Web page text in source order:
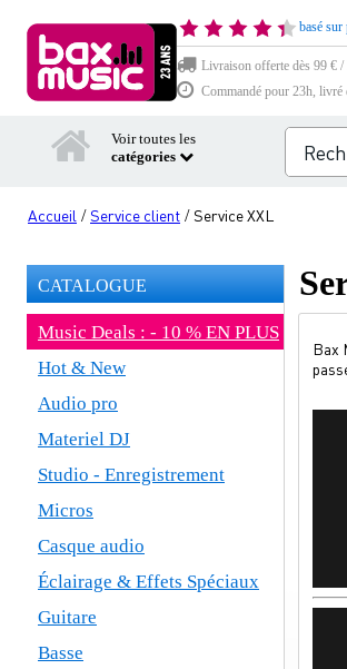
basé
Livraison offerte dès 99 € /
Commandé pour 23h, livré
Voir toutes les
catégories
Accueil /Service client /Service XXL
CATALOGUE
Music Deals : - 10 % EN PLUS
Hot & New
Audio pro
Materiel DJ
Studio - Enregistrement
Micros
Casque audio
Éclairage & Effets Spéciaux
Guitare
Basse
Bax